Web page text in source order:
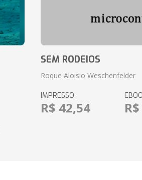
SEM RODEIOS
Roque Aloisio Weschenfelder
IMPRESSO
R$ 42,54